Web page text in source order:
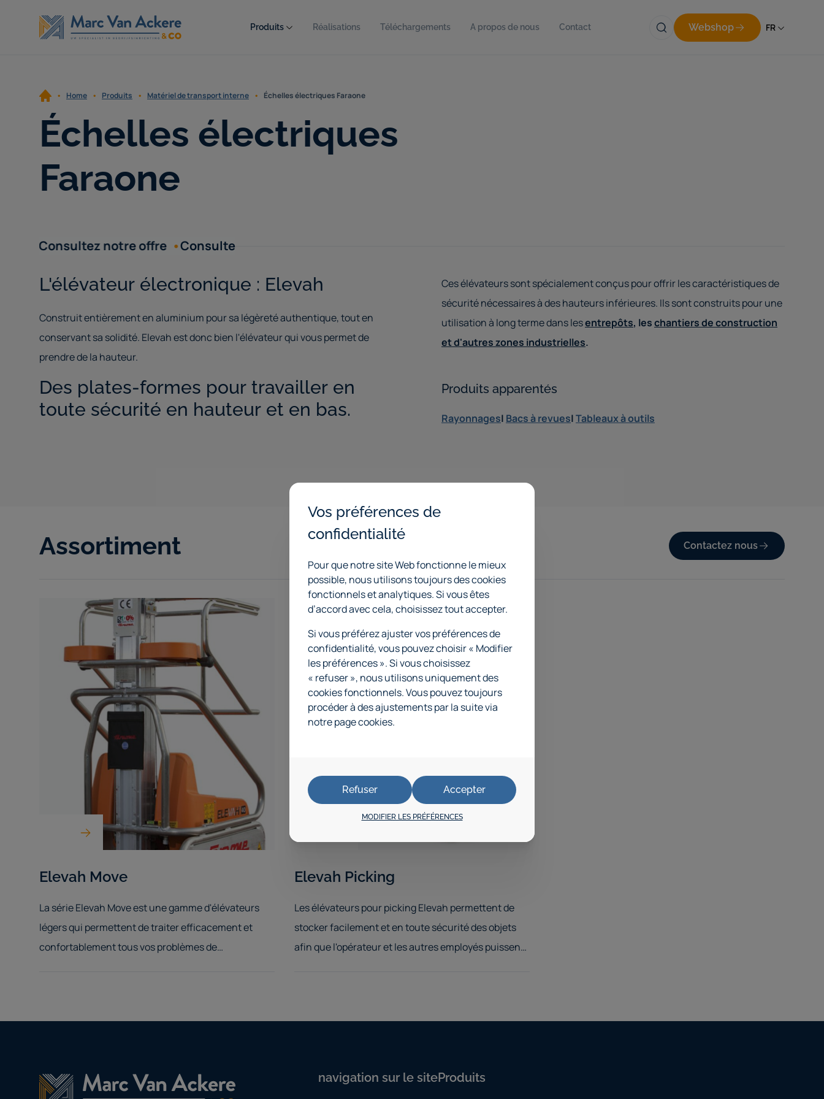
Produits Réalisations Téléchargements A propos de nous Contact Webshop FR
Home Produits Matériel de transport interne Échelles électriques Faraone
Échelles électriques
Faraone
Consultez notre offre Consultez notre offre
L'élévateur électronique : Elevah
Construit entièrement en aluminium pour sa légèreté authentique, tout en
conservant sa solidité. Elevah est donc bien l'élévateur qui vous permet de
prendre de la hauteur.
Des plates-formes pour travailler en
toute sécurité en hauteur et en bas.
Ces élévateurs sont spécialement conçus pour offrir les caractéristiques de
sécurité nécessaires à des hauteurs inférieures. Ils sont construits pour une
utilisation à long terme dans lesentrepôts, leschantiers de construction
et d'autres zones industrielles.
Produits apparentés
Rayonnages| Bacs à revues|Tableaux à outils
Assortiment Contactez nous
Elevah Move
La série Elevah Move est une gamme d'élévateurs
légers qui permettent de traiter efficacement et
confortablement tous vos problèmes de
Elevah Picking
Les élévateurs pour picking Elevah permettent de
stocker facilement et en toute sécurité des objets
afin que l'opérateur et les autres employés puissent
navigation sur le siteProduits
Vos préférences de
confidentialité
Pour que notre site Web fonctionne le mieux
possible, nous utilisons toujours des cookies
fonctionnels et analytiques. Si vous êtes
d’accord avec cela, choisissez tout accepter.
Si vous préférez ajuster vos préférences de
confidentialité, vous pouvez choisir « Modifier
les préférences ». Si vous choisissez
« refuser », nous utilisons uniquement des
cookies fonctionnels. Vous pouvez toujours
procéder à des ajustements par la suite via
notre page cookies.
Refuser Accepter
MODIFIER LES PRÉFÉRENCES